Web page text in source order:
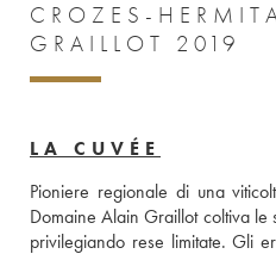
CROZES-
GRAILLOT 2019
LA CUVÉE
Pioniere regionale di una
Domaine Alain Graillot coltiva
privilegiando rese limitate. Gli